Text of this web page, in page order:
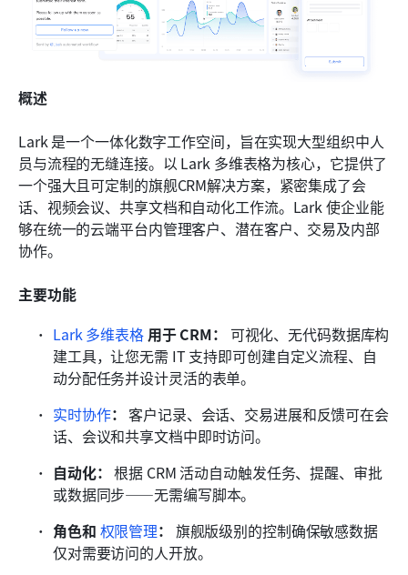
概述
Lark 是一个一体化数字工作空间，旨在实现大型组织中人
员与流程的无缝连接。以 Lark 多维表格为核心，它提供了
一个强大且可定制的旗舰CRM解决方案，紧密集成了会
话、视频会议、共享文档和自动化工作流。Lark 使企业能
够在统一的云端平台内管理客户、潜在客户、交易及内部
协作。
主要功能
Lark 多维表格 用于 CRM：
可视化、无代码数据库构
建工具，让您无需 IT 支持即可创建自定义流程、自
动分配任务并设计灵活的表单。
实时协作： 客户记录、会话、交易进展和反馈可在会
话、会议和共享文档中即时访问。
自动化： 根据 CRM 活动自动触发任务、提醒、审批
或数据同步——无需编写脚本。
角色和 权限管理： 旗舰版级别的控制确保敏感数据
仅对需要访问的人开放。